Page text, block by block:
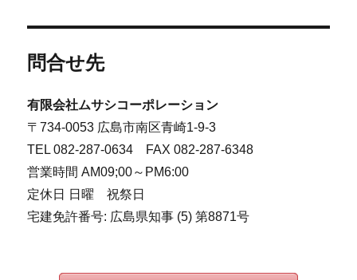
問合せ先
有限会社ムサシコーポレーション
〒734-0053 広島市南区青崎1-9-3
TEL 082-287-0634 FAX 082-287-6348
営業時間 AM09;00～PM6:00
定休日 日曜 祝祭日
宅建免許番号: 広島県知事 (5) 第8871号